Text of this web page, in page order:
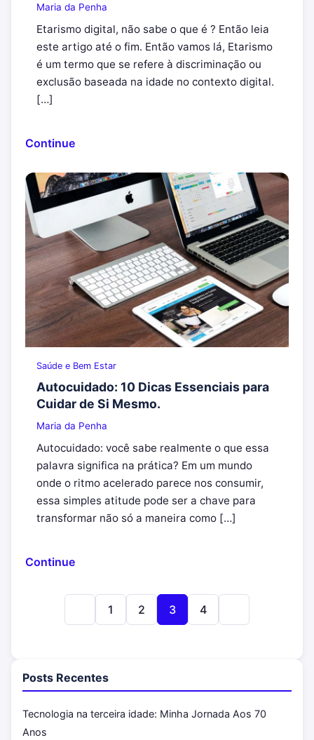
Maria da Penha
Etarismo digital, não sabe o que é ? Então leia
este artigo até o fim. Então vamos lá, Etarismo
é um termo que se refere à discriminação ou
exclusão baseada na idade no contexto digital.
[…]
Continue
Saúde e Bem Estar
Autocuidado: 10 Dicas Essenciais para
Cuidar de Si Mesmo.
Maria da Penha
Autocuidado: você sabe realmente o que essa
palavra significa na prática? Em um mundo
onde o ritmo acelerado parece nos consumir,
essa simples atitude pode ser a chave para
transformar não só a maneira como […]
Continue
Página anterior
1 2 3 4
Posts Recentes
Tecnologia na terceira idade: Minha Jornada Aos 70
Anos